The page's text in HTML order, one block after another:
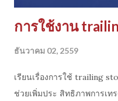
การใช้งาน
ธันวาคม 02, 2559
เรียนเรื่องการใช้ trailing
ช่วยเพิ่มประ สิทธิภาพการเ